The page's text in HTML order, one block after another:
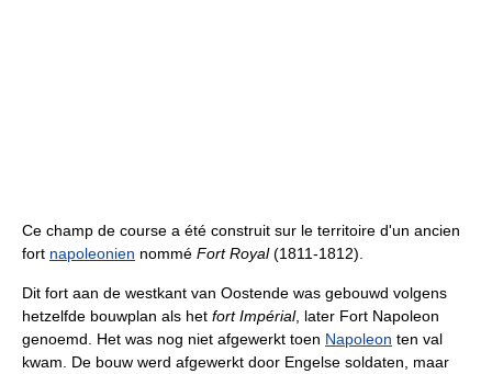
Ce champ de course a été construit sur le territoire d'un ancien
fort napoleonien nommé Fort Royal(1811-1812).
Dit fort aan de westkant van Oostende was gebouwd volgens
hetzelfde bouwplan als het fort Impérial, later Fort Napoleon
genoemd. Het was nog niet afgewerkt toen Napoleon ten val
kwam. De bouw werd afgewerkt door Engelse soldaten, maar